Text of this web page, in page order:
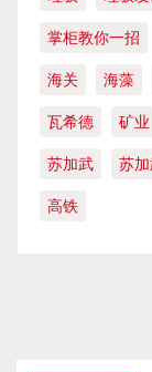
掌柜教你一招
海关 海藻
瓦希德 矿业
苏加武 苏
高铁